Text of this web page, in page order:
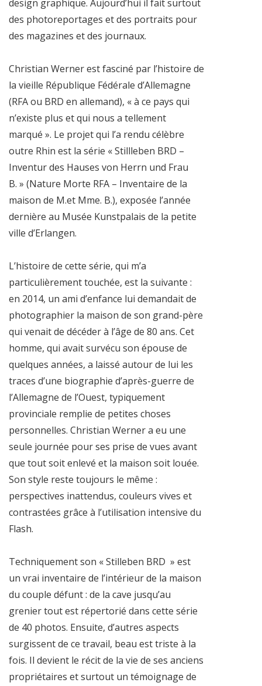
design graphique. Aujourd’hui il fait surtout
des photoreportages et des portraits pour
des magazines et des journaux.
Christian Werner est fasciné par l’histoire de
la vieille République Fédérale d’Allemagne
(RFA ou BRD en allemand), « à ce pays qui
n’existe plus et qui nous a tellement
marqué ». Le projet qui l’a rendu célèbre
outre Rhin est la série « Stillleben BRD –
Inventur des Hauses von Herrn und Frau
B. » (Nature Morte RFA – Inventaire de la
maison de M.et Mme. B.), exposée l’année
dernière au Musée Kunstpalais de la petite
ville d’Erlangen.
L’histoire de cette série, qui m’a
particulièrement touchée, est la suivante :
en 2014, un ami d’enfance lui demandait de
photographier la maison de son grand-père
qui venait de décéder à l’âge de 80 ans. Cet
homme, qui avait survécu son épouse de
quelques années, a laissé autour de lui les
traces d’une biographie d’après-guerre de
l’Allemagne de l’Ouest, typiquement
provinciale remplie de petites choses
personnelles. Christian Werner a eu une
seule journée pour ses prise de vues avant
que tout soit enlevé et la maison soit louée.
Son style reste toujours le même :
perspectives inattendus, couleurs vives et
contrastées grâce à l’utilisation intensive du
Flash.
Techniquement son « Stilleben BRD » est
un vrai inventaire de l’intérieur de la maison
du couple défunt : de la cave jusqu’au
grenier tout est répertorié dans cette série
de 40 photos. Ensuite, d’autres aspects
surgissent de ce travail, beau est triste à la
fois. Il devient le récit de la vie de ses anciens
propriétaires et surtout un témoignage de